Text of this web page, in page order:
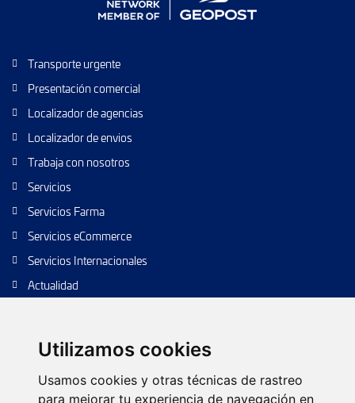
Utilizamos cookies
Usamos cookies y otras técnicas de rastreo
para mejorar tu experiencia de navegación en
Transporte urgente
Presentación comercial
Localizador de agencias
Localizador de envios
Trabaja con nosotros
Servicios
Servicios Farma
Servicios eCommerce
Servicios Internacionales
Actualidad
Envíos de calidad
Envíos Baratos